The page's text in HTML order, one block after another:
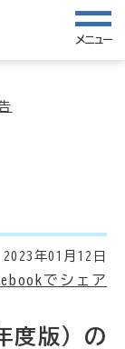
メニュー
2023年01月12日
度版）の